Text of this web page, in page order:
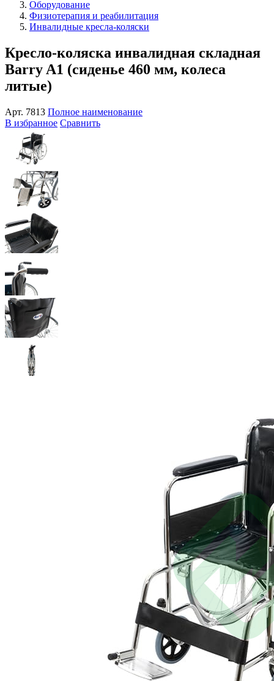
Оборудование
Физиотерапия и реабилитация
Инвалидные кресла-коляски
Кресло-коляска инвалидная складная
Barry A1 (сиденье 460 мм, колеса
литые)
Арт. 7813 Полное наименование
В избранное Сравнить